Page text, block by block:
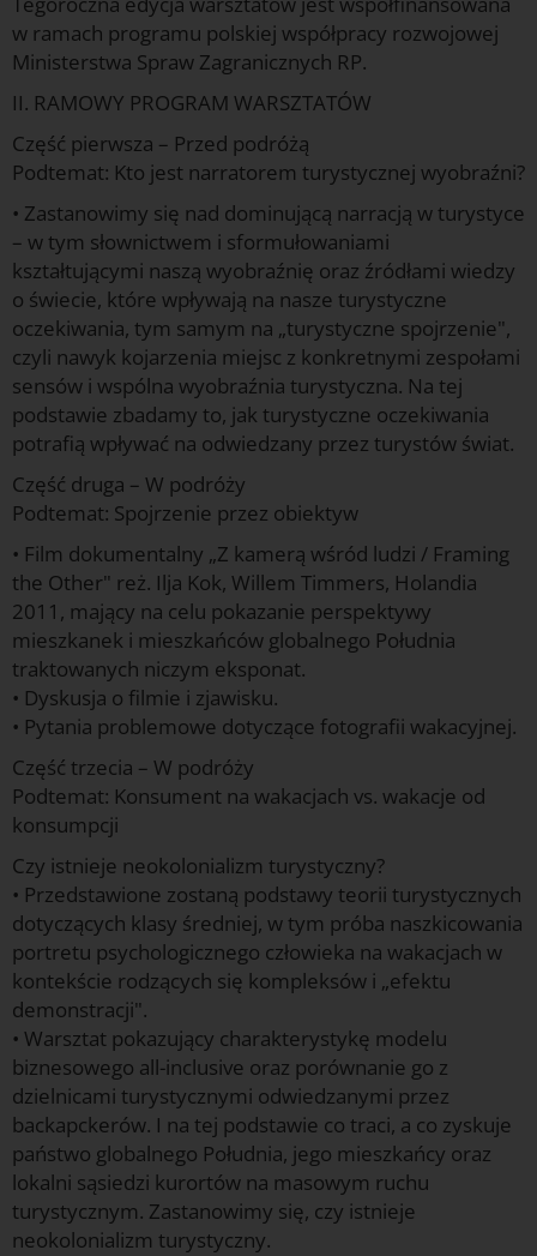
w ramach programu polskiej współpracy rozwojowej
Ministerstwa Spraw Zagranicznych RP.
II. RAMOWY PROGRAM WARSZTATÓW
Część pierwsza – Przed podróżą
Podtemat: Kto jest narratorem turystycznej wyobraźni?
• Zastanowimy się nad dominującą narracją w turystyce
– w tym słownictwem i sformułowaniami
kształtującymi naszą wyobraźnię oraz źródłami wiedzy
o świecie, które wpływają na nasze turystyczne
oczekiwania, tym samym na „turystyczne spojrzenie",
czyli nawyk kojarzenia miejsc z konkretnymi zespołami
sensów i wspólna wyobraźnia turystyczna. Na tej
podstawie zbadamy to, jak turystyczne oczekiwania
potrafią wpływać na odwiedzany przez turystów świat.
Część druga – W podróży
Podtemat: Spojrzenie przez obiektyw
• Film dokumentalny „Z kamerą wśród ludzi / Framing
the Other" reż. Ilja Kok, Willem Timmers, Holandia
2011, mający na celu pokazanie perspektywy
mieszkanek i mieszkańców globalnego Południa
traktowanych niczym eksponat.
• Dyskusja o filmie i zjawisku.
• Pytania problemowe dotyczące fotografii wakacyjnej.
Część trzecia – W podróży
Podtemat: Konsument na wakacjach vs. wakacje od
konsumpcji
Czy istnieje neokolonializm turystyczny?
• Przedstawione zostaną podstawy teorii turystycznych
dotyczących klasy średniej, w tym próba naszkicowania
portretu psychologicznego człowieka na wakacjach w
kontekście rodzących się kompleksów i „efektu
demonstracji".
• Warsztat pokazujący charakterystykę modelu
biznesowego all-inclusive oraz porównanie go z
dzielnicami turystycznymi odwiedzanymi przez
backapckerów. I na tej podstawie co traci, a co zyskuje
państwo globalnego Południa, jego mieszkańcy oraz
lokalni sąsiedzi kurortów na masowym ruchu
turystycznym. Zastanowimy się, czy istnieje
neokolonializm turystyczny.